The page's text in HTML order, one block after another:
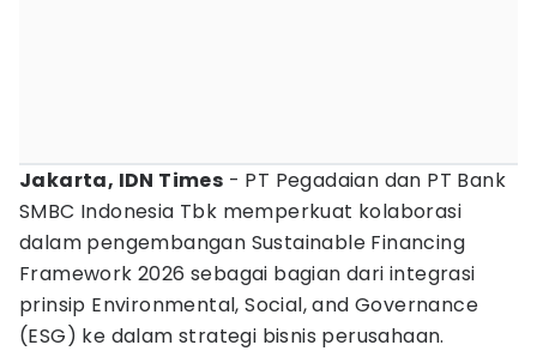
Jakarta, IDN Times - PT Pegadaian dan PT Bank
SMBC Indonesia Tbk memperkuat kolaborasi
dalam pengembangan Sustainable Financing
Framework 2026 sebagai bagian dari integrasi
prinsip Environmental, Social, and Governance
(ESG) ke dalam strategi bisnis perusahaan.